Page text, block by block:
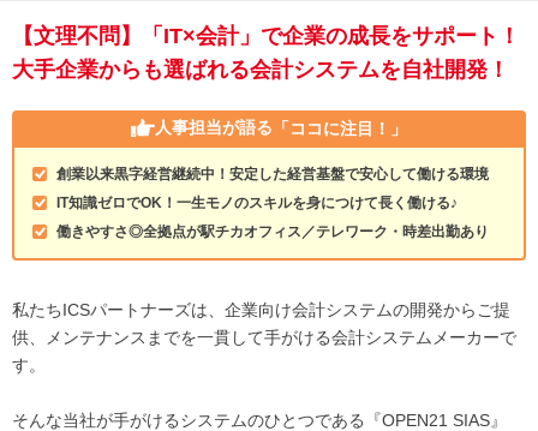
【文理不問】「IT×会計」で企業の成長をサポート！
大手企業からも選ばれる会計システムを自社開発！
人事担当が語る 「ココに注目！」
創業以来黒字経営継続中！安定した経営基盤で安心して働ける環境
IT知識ゼロでOK！一生モノのスキルを身につけて長く働ける♪
働きやすさ◎全拠点が駅チカオフィス／テレワーク・時差出勤あり
私たちICSパートナーズは、企業向け会計システムの開発からご提
供、メンテナンスまでを一貫して手がける会計システムメーカーで
す。
そんな当社が手がけるシステムのひとつである『OPEN21 SIAS』